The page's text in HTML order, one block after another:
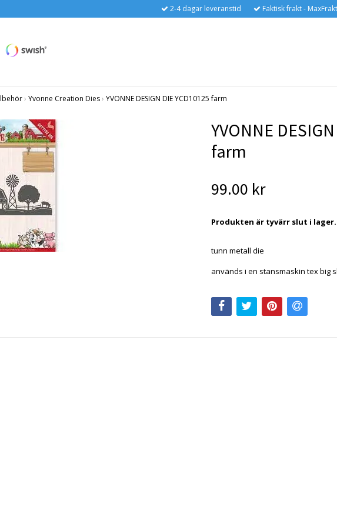
2-4 dagar leveranstid Faktisk frakt -
› Yvonne Creation Dies› YVONNE DESIGN DIE YCD10125 farm
YVONNE
farm
99.00 kr
Produkten är tyvärr slut i
tunn metall die
används i en stansmaskin tex big